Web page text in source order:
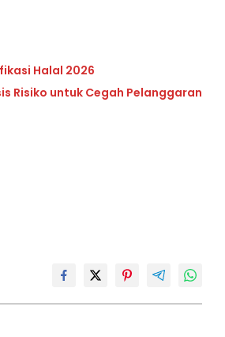
Halal 2026
Risiko untuk Cegah Pelanggaran